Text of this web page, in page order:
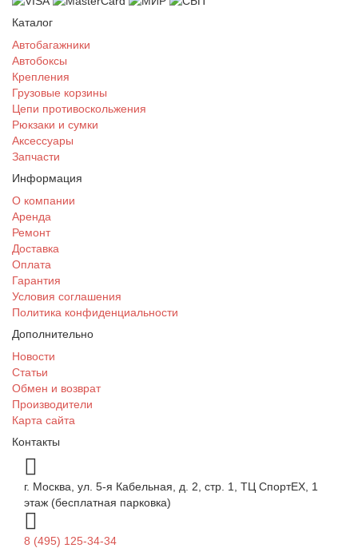
Каталог
Автобагажники
Автобоксы
Крепления
Грузовые корзины
Цепи противоскольжения
Рюкзаки и сумки
Аксессуары
Запчасти
Информация
О компании
Аренда
Ремонт
Доставка
Оплата
Гарантия
Условия соглашения
Политика конфиденциальности
Дополнительно
Новости
Статьи
Обмен и возврат
Производители
Карта сайта
Контакты
г. Москва, ул. 5-я Кабельная, д. 2, стр. 1, ТЦ СпортEX, 1
этаж (бесплатная парковка)
8 (495) 125-34-34